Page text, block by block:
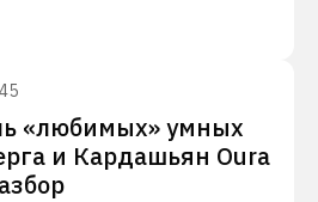
«любимых» умных
и Кардашьян Oura